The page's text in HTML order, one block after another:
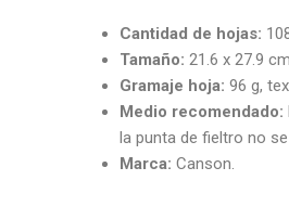
Cantidad de hojas:
Tamaño: 21.6 x 27.9
Gramaje hoja: 96 g,
Medio recomendado:
la punta de fieltro no se
Marca: Canson.